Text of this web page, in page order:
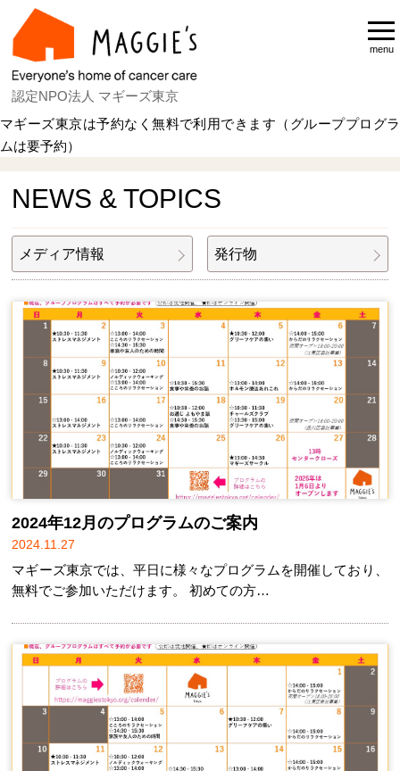
認定NPO法人 マギーズ東京
menu
マギーズ東京は予約なく無料で利用できます（グループプログラ
ムは要予約）
NEWS & TOPICS
メディア情報 発行物
2024年12月のプログラムのご案内
2024.11.27
マギーズ東京では、平日に様々なプログラムを開催しており、
無料でご参加いただけます。 初めての方…